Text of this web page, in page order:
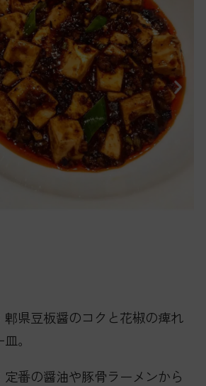
郫県豆板醤のコクと花椒の痺れ
。
定番の醤油や豚骨ラーメンから